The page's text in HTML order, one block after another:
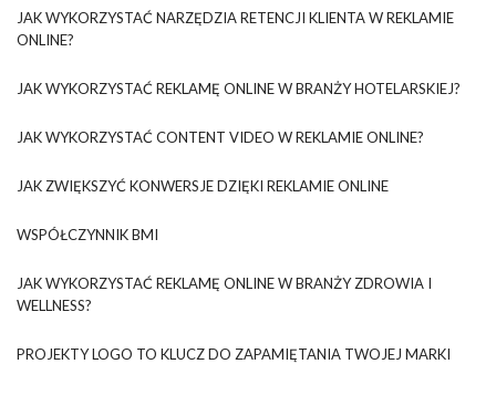
JAK WYKORZYSTAĆ NARZĘDZIA RETENCJI KLIENTA W REKLAMIE
ONLINE?
JAK WYKORZYSTAĆ REKLAMĘ ONLINE W BRANŻY HOTELARSKIEJ?
JAK WYKORZYSTAĆ CONTENT VIDEO W REKLAMIE ONLINE?
JAK ZWIĘKSZYĆ KONWERSJE DZIĘKI REKLAMIE ONLINE
WSPÓŁCZYNNIK BMI
JAK WYKORZYSTAĆ REKLAMĘ ONLINE W BRANŻY ZDROWIA I
WELLNESS?
PROJEKTY LOGO TO KLUCZ DO ZAPAMIĘTANIA TWOJEJ MARKI